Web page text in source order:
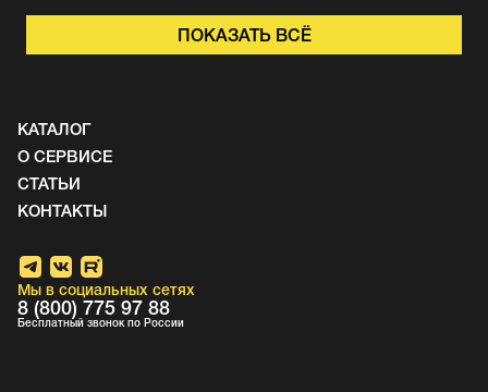
ПОКАЗАТЬ ВСЁ
КАТАЛОГ
О СЕРВИСЕ
СТАТЬИ
КОНТАКТЫ
Мы в социальных сетях
8 (800) 775 97 88
Бесплатный звонок по России